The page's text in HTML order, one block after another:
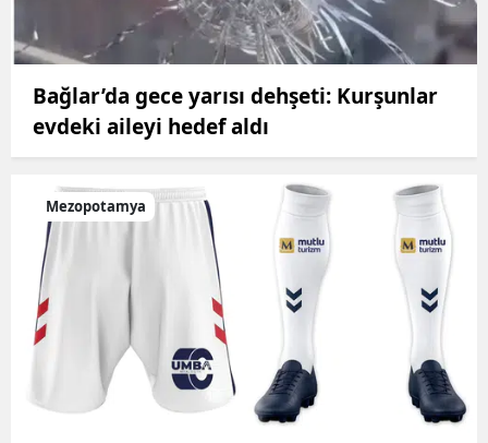
Bağlar’da gece yarısı dehşeti: Kurşunlar
evdeki aileyi hedef aldı
Mezopotamya